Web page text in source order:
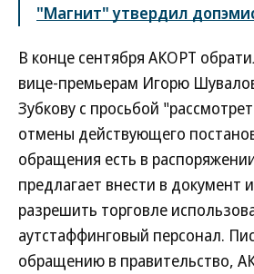
"Магнит" утвердил
В конце сентября АКОРТ
вице-премьерам Игорю
Зубкову с просьбой
отмены действующего
обращения есть в
предлагает внести в
разрешить торговле
аутстаффинговый персонал.
обращению в правительство,